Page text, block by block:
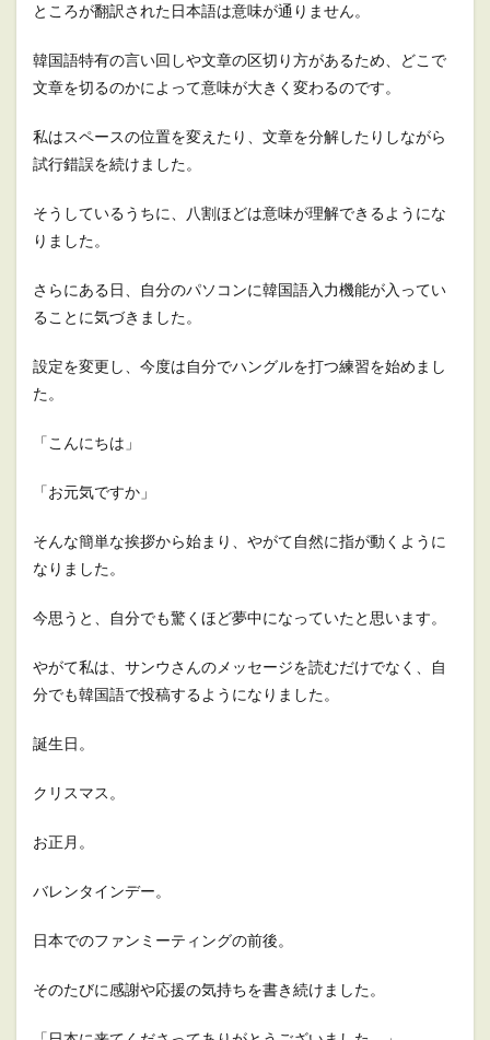
ところが翻訳された日本語は意味が通りません。
韓国語特有の言い回しや文章の区切り方があるため、どこで
文章を切るのかによって意味が大きく変わるのです。
私はスペースの位置を変えたり、文章を分解したりしながら
試行錯誤を続けました。
そうしているうちに、八割ほどは意味が理解できるようにな
りました。
さらにある日、自分のパソコンに韓国語入力機能が入ってい
ることに気づきました。
設定を変更し、今度は自分でハングルを打つ練習を始めまし
た。
「こんにちは」
「お元気ですか」
そんな簡単な挨拶から始まり、やがて自然に指が動くように
なりました。
今思うと、自分でも驚くほど夢中になっていたと思います。
やがて私は、サンウさんのメッセージを読むだけでなく、自
分でも韓国語で投稿するようになりました。
誕生日。
クリスマス。
お正月。
バレンタインデー。
日本でのファンミーティングの前後。
そのたびに感謝や応援の気持ちを書き続けました。